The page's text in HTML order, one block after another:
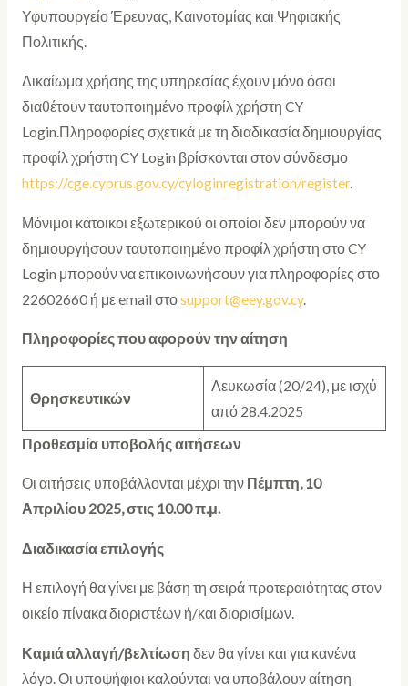
Υφυπουργείο Έρευνας, Καινοτομίας και Ψηφιακής
Πολιτικής.
Δικαίωμα χρήσης της υπηρεσίας έχουν μόνο όσοι
διαθέτουν ταυτοποιημένο προφίλ χρήστη CY
Login.Πληροφορίες σχετικά με τη διαδικασία δημιουργίας
προφίλ χρήστη CY Login βρίσκονται στον σύνδεσμο
https://cge.cyprus.gov.cy/cyloginregistration/register.
Μόνιμοι κάτοικοι εξωτερικού οι οποίοι δεν μπορούν να
δημιουργήσουν ταυτοποιημένο προφίλ χρήστη στο CY
Login μπορούν να επικοινωνήσουν για πληροφορίες στο
22602660 ή με email στοsupport@eey.gov.cy.
Πληροφορίες που αφορούν την αίτηση
Θρησκευτικών
Λευκωσία (20/24), με ισχύ
από 28.4.2025
Προθεσμία υποβολής αιτήσεων
Οι αιτήσεις υποβάλλονται μέχρι την Πέμπτη, 10
Απριλίου 2025, στις 10.00 π.μ.
Διαδικασία επιλογής
Η επιλογή θα γίνει με βάση τη σειρά προτεραιότητας στον
οικείο πίνακα διοριστέων ή/και διορισίμων.
Καμιά αλλαγή/βελτίωση δεν θα γίνει και για κανένα
λόγο. Οι υποψήφιοι καλούνται να υποβάλουν αίτηση